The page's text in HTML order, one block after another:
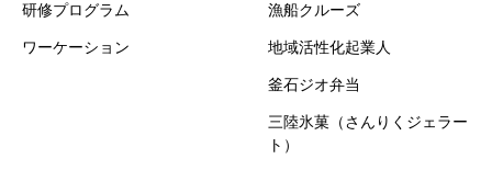
研修プログラム
ワーケーション
漁船クルーズ
地域活性化起業人
釜石ジオ弁当
三陸氷菓（さんりくジェラー
ト）